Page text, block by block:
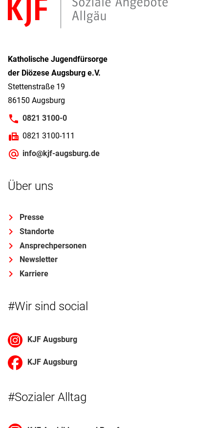
Katholische Jugendfürsorge
der Diözese Augsburg e.V.
Stettenstraße 19
86150 Augsburg
0821 3100-0
0821 3100-111
info@kjf-augsburg.de
Über uns
Presse
Standorte
Ansprechpersonen
Newsletter
Karriere
#Wir sind social
KJF Augsburg
KJF Augsburg
#Sozialer Alltag